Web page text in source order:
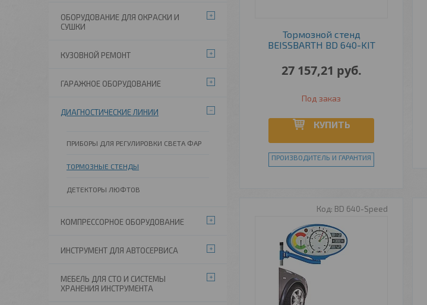
Тормозной стенд
BEISSBARTH BD 640-KIT
27 157,21 руб.
Под заказ
КУПИТЬ
ПРОИЗВОДИТЕЛЬ И ГАРАНТИЯ
BD 640-Speed
ОБОРУДОВАНИЕ ДЛЯ ОКРАСКИ И
СУШКИ
КУЗОВНОЙ РЕМОНТ
ГАРАЖНОЕ ОБОРУДОВАНИЕ
ДИАГНОСТИЧЕСКИЕ ЛИНИИ
ПРИБОРЫ ДЛЯ РЕГУЛИРОВКИ СВЕТА ФАР
ТОРМОЗНЫЕ СТЕНДЫ
ДЕТЕКТОРЫ ЛЮФТОВ
КОМПРЕССОРНОЕ ОБОРУДОВАНИЕ
ИНСТРУМЕНТ ДЛЯ АВТОСЕРВИСА
МЕБЕЛЬ ДЛЯ СТО И СИСТЕМЫ
ХРАНЕНИЯ ИНСТРУМЕНТА